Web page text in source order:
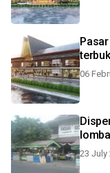
06
23 July